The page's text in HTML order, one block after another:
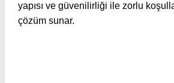
yapısı ve güvenilirliği ile zorlu
çözüm sunar.